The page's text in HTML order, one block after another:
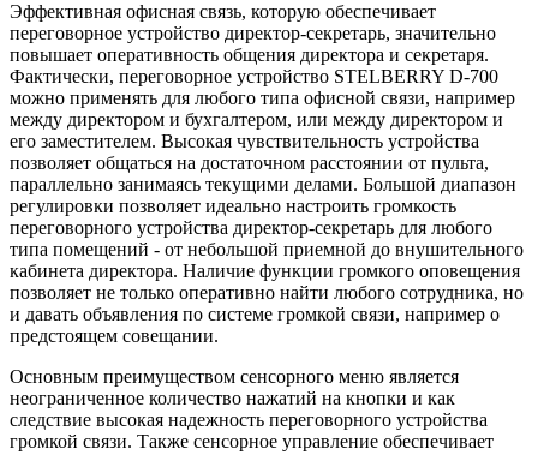
Эффективная офисная связь, которую обеспечивает
переговорное устройство директор-секретарь, значительно
повышает оперативность общения директора и секретаря.
Фактически, переговорное устройство STELBERRY D-700
можно применять для любого типа офисной связи, например
между директором и бухгалтером, или между директором и
его заместителем. Высокая чувствительность устройства
позволяет общаться на достаточном расстоянии от пульта,
параллельно занимаясь текущими делами. Большой диапазон
регулировки позволяет идеально настроить громкость
переговорного устройства директор-секретарь для любого
типа помещений - от небольшой приемной до внушительного
кабинета директора. Наличие функции громкого оповещения
позволяет не только оперативно найти любого сотрудника, но
и давать объявления по системе громкой связи, например о
предстоящем совещании.
Основным преимуществом сенсорного меню является
неограниченное количество нажатий на кнопки и как
следствие высокая надежность переговорного устройства
громкой связи. Также сенсорное управление обеспечивает